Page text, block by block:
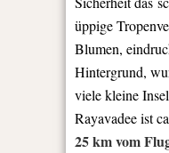
üppige
Blumen,
Hintergrund,
viele kleine
Rayavadee ist
25 km vom